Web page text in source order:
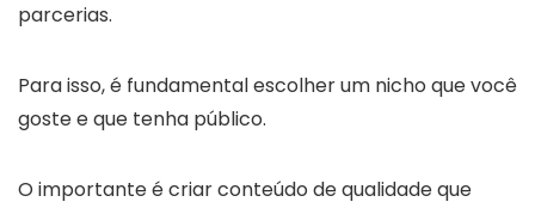
parcerias.
Para isso, é fundamental escolher um nicho que você
goste e que tenha público.
O importante é criar conteúdo de qualidade que